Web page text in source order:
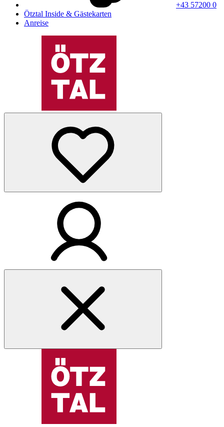
+43 57200 0
Ötztal Inside & Gästekarten
Anreise